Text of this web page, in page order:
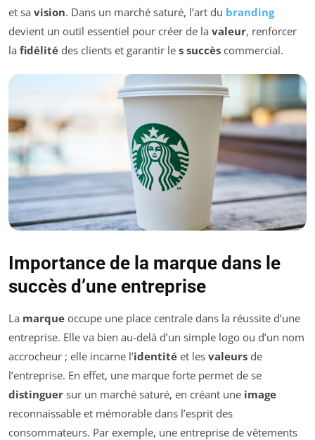
et sa vision. Dans un marché saturé, l’art du branding
devient un outil essentiel pour créer de la valeur, renforcer
la fidélité des clients et garantir le s succès commercial.
Importance de la marque dans le
succès d’une entreprise
La marque occupe une place centrale dans la réussite d’une
entreprise. Elle va bien au-delà d’un simple logo ou d’un nom
accrocheur ; elle incarne l’identité et les valeurs de
l’entreprise. En effet, une marque forte permet de se
distinguer sur un marché saturé, en créant une image
reconnaissable et mémorable dans l’esprit des
consommateurs. Par exemple, une entreprise de vêtements